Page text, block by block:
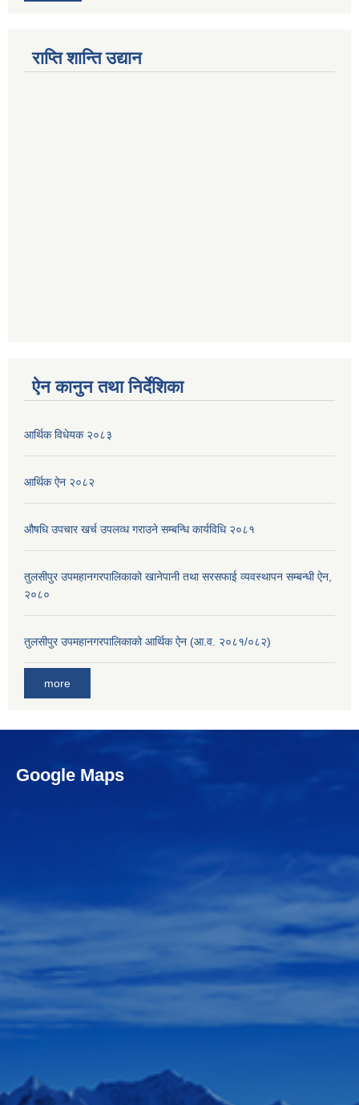
राप्ति शान्ति उद्यान
ऐन कानुन तथा निर्देशिका
आर्थिक विधेयक २०८३
आर्थिक ऐन २०८२
औषधि उपचार खर्च उपलव्ध गराउने सम्बन्धि कार्यविधि २०८१
तुलसीपुर उपमहानगरपालिकाको खानेपानी तथा सरसफाई व्यवस्थापन सम्बन्धी ऐन,
२०८०
तुलसीपुर उपमहानगरपालिकाको आर्थिक ऐन (आ.व. २०८१/०८२)
more
Google Maps